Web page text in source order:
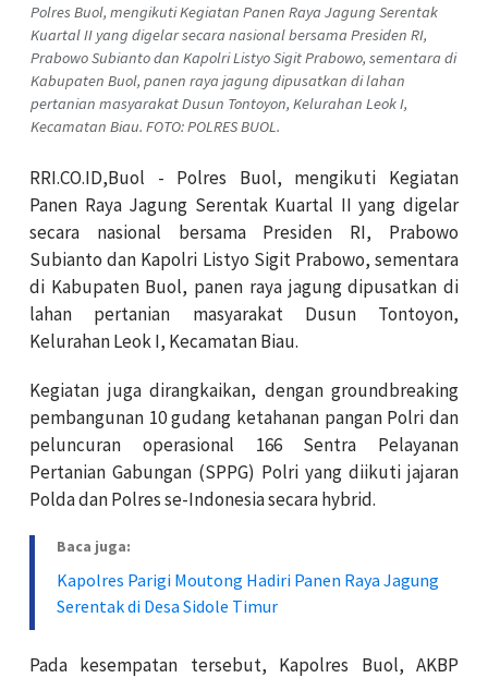
Polres Buol, mengikuti Kegiatan Panen Raya Jagung Serentak
Kuartal II yang digelar secara nasional bersama Presiden RI,
Prabowo Subianto dan Kapolri Listyo Sigit Prabowo, sementara di
Kabupaten Buol, panen raya jagung dipusatkan di lahan
pertanian masyarakat Dusun Tontoyon, Kelurahan Leok I,
Kecamatan Biau. FOTO: POLRES BUOL.
RRI.CO.ID,Buol - Polres Buol, mengikuti Kegiatan
Panen Raya Jagung Serentak Kuartal II yang digelar
secara nasional bersama Presiden RI, Prabowo
Subianto dan Kapolri Listyo Sigit Prabowo, sementara
di Kabupaten Buol, panen raya jagung dipusatkan di
lahan pertanian masyarakat Dusun Tontoyon,
Kelurahan Leok I, Kecamatan Biau.
Kegiatan juga dirangkaikan, dengan groundbreaking
pembangunan 10 gudang ketahanan pangan Polri dan
peluncuran operasional 166 Sentra Pelayanan
Pertanian Gabungan (SPPG) Polri yang diikuti jajaran
Polda dan Polres se-Indonesia secara hybrid.
Baca juga:
Kapolres Parigi Moutong Hadiri Panen Raya Jagung
Serentak di Desa Sidole Timur
Pada kesempatan tersebut, Kapolres Buol, AKBP